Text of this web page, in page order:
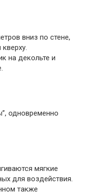
вниз по стене,
на декольте и
одновременно
мягкие
для воздействия.
также